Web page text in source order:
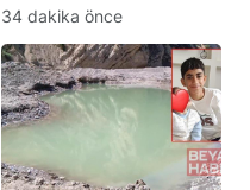
müdahale eden 4 uçak
Türkiye’ye döndü
34 dakika önce